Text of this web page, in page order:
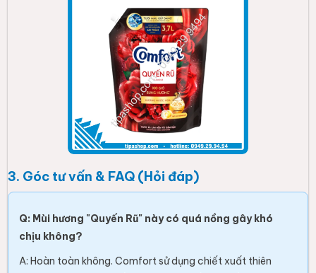
3. Góc tư vấn & FAQ (Hỏi đáp)
Q: Mùi hương "Quyến Rũ" này có quá nồng gây khó
chịu không?
A: Hoàn toàn không. Comfort sử dụng chiết xuất thiên